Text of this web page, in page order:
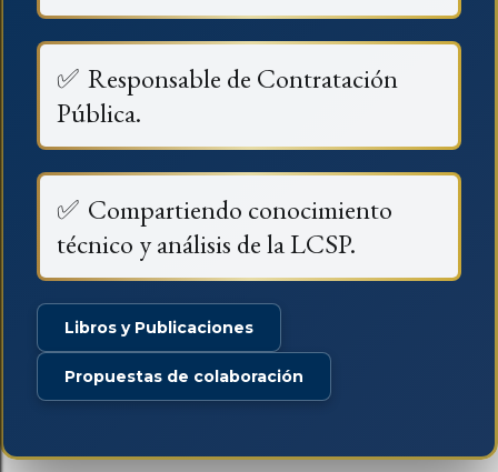
✅ Responsable de Contratación
Pública.
✅ Compartiendo conocimiento
técnico y análisis de la LCSP.
Libros y Publicaciones
Propuestas de colaboración